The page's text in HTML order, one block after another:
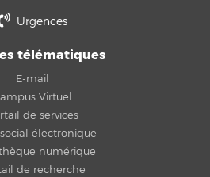
Urgences
télématiques
E-mail
Virtuel
de services
électronique
numérique
de recherche